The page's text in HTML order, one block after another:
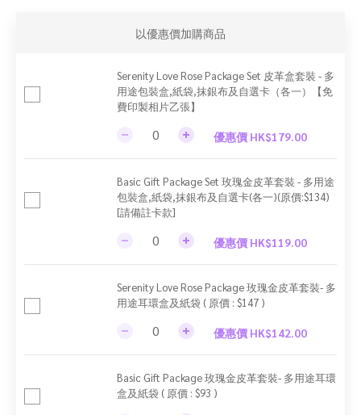
以優惠價加購商品
Serenity Love Rose Package Set 皮革盒套裝 - 多
用途包裝盒,紙袋,抹銀布及自選卡（各一）【免
費印製相片乙張】
優惠價 HK$179.00
Basic Gift Package Set 玫瑰金皮革套裝 - 多用途
包裝盒,紙袋,抹銀布及自選卡(各一)(原價:$134)
[請備註卡款]
優惠價 HK$119.00
Serenity Love Rose Package 玫瑰金皮革套裝- 多
用途耳環盒及紙袋 ( 原價 : $147 )
優惠價 HK$142.00
Basic Gift Package 玫瑰金皮革套裝- 多用途耳環
盒及紙袋 ( 原價 : $93 )